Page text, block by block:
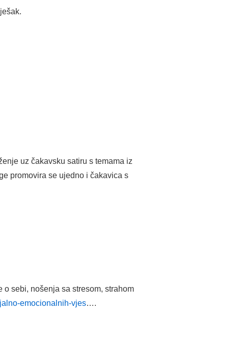
uz čakavsku satiru s temama iz
promovira se ujedno i čakavica s
sebi, nošenja sa stresom, strahom
emocionalnih-vjes….